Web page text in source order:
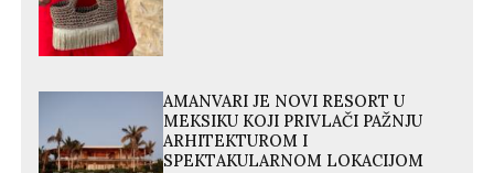
AMANVARI JE NOVI RESORT U
MEKSIKU KOJI PRIVLAČI PAŽNJU
ARHITEKTUROM I
SPEKTAKULARNOM LOKACIJOM